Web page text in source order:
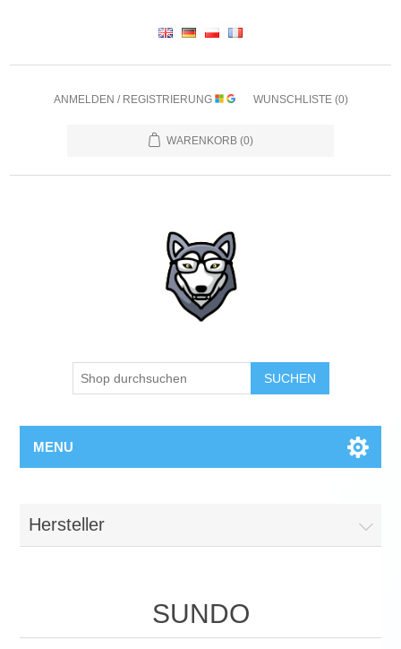
ANMELDEN / REGISTRIERUNG WUNSCHLISTE (0)
WARENKORB (0)
SUCHEN
MENU
Hersteller
SUNDO